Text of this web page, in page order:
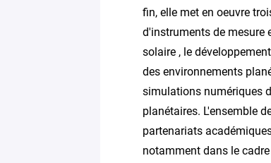
fin, elle met en oeuvre
d'instruments de mesure
solaire , le
des environnements
simulations numériques
planétaires. L'ensemble
partenariats
notamment dans le